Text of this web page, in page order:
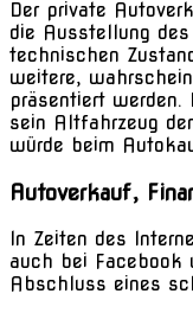
Der private
die Ausstellung
technischen
weitere,
präsentiert
sein Altfahrzeug
würde beim
Autoverkauf,
In Zeiten des
auch bei Facebook
Abschluss eines